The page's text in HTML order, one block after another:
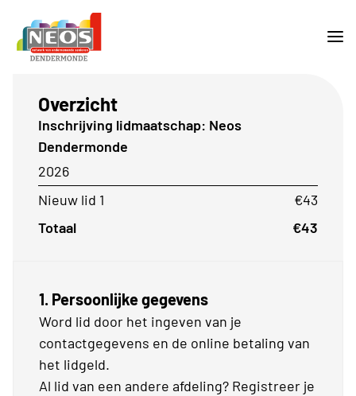
1. Persoonlijke gegevens
Word lid door het ingeven van je
contactgegevens en de online betaling van
het lidgeld.
Al lid van een andere afdeling? Registreer je
Overzicht
Inschrijving lidmaatschap: Neos
Dendermonde
2026
Nieuw lid 1
€43
Totaal
€43